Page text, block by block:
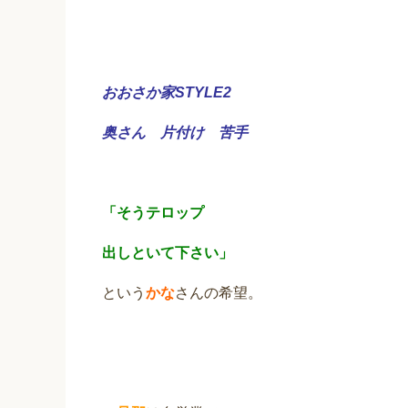
おおさか家STYLE2
奥さん 片付け 苦手
「そうテロップ
出しといて下さい」
という かなさんの希望。